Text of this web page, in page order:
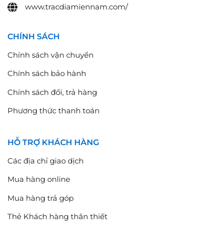
www.tracdiamiennam.com/
CHÍNH SÁCH
Chính sách vận chuyển
Chính sách bảo hành
Chính sách đổi, trả hàng
Phương thức thanh toán
HỖ TRỢ KHÁCH HÀNG
Các địa chỉ giao dịch
Mua hàng online
Mua hàng trả góp
Thẻ Khách hàng thân thiết